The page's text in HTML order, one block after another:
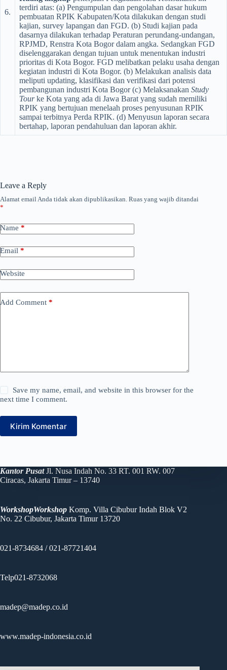
6.
terdiri atas: (a) Pengumpulan dan pengolahan dasar hukum
pembuatan RPIK Kabupaten/Kota dilakukan dengan studi
kajian, survey lapangan dan FGD. (b) Studi kajian pada
dasarnya dilakukan terhadap Peraturan perundang-undangan,
RPJMD, Renstra Kota Bogor dalam angka. Sedangkan FGD
diselenggarakan dengan tujuan untuk menentukan industri
prioritas di Kota Bogor. FGD melibatkan pelaku usaha dengan
kegiatan industri di Kota Bogor. (b) Melakukan analisis data
meliputi updating, klasifikasi dan verifikasi dari potensi
pembangunan industri Kota Bogor (c) Melaksanakan Study
Tourke Kota yang ada di Jawa Barat yang sudah memiliki
RPIK yang bertujuan menelaah proses penyusunan RPIK
sampai terbitnya Perda RPIK. (d) Menyusun laporan secara
bertahap, laporan pendahuluan dan laporan akhir.
Leave a Reply
Alamat email Anda tidak akan dipublikasikan. Ruas yang wajib ditandai
*
Name *
Email *
Website
Add Comment *
Save my name, email, and website in this browser for the
next time I comment.
Kirim Komentar
Kantor PusatJl. Nusa Indah No. 33 RT. 001 RW. 007
Ciracas, Jakarta Timur – 13740
WorkshopWorkshop Komp. Villa Cibubur Indah Blok V2
No. 22 Cibubur, Jakarta Timur 13720
021-8734684 / 021-87721404
Telp021-8732068
madep@madep.co.id
www.madep-indonesia.co.id